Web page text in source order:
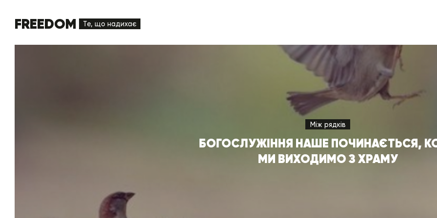
FREEDOM Те, що надихає
Між рядків
БОГОСЛУЖІННЯ НАШЕ ПОЧИНАЄТЬСЯ,
МИ ВИХОДИМО З ХРАМУ